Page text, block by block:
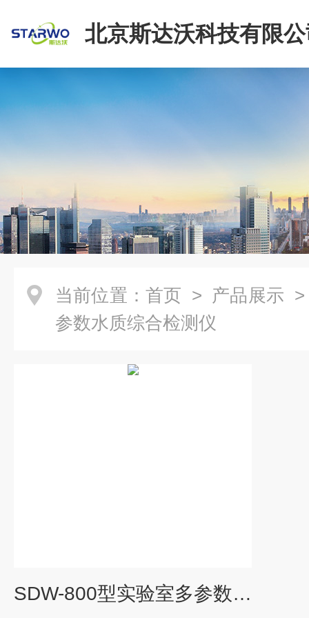
北京斯达沃科技有限
当前位置： 首页 > 产品展示
参数水质综合检测仪
SDW-800型实验室多参数水质测定仪 SDW-800